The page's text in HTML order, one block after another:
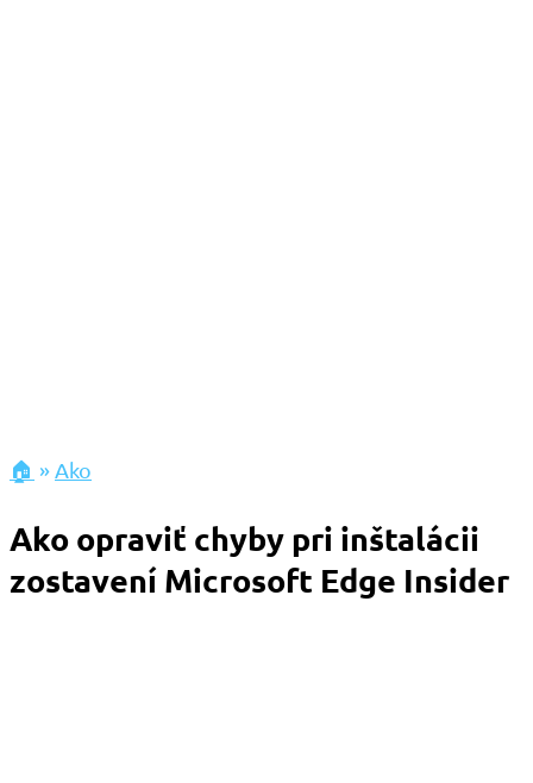
🏠 » Ako
Ako opraviť chyby pri inštalácii
zostavení Microsoft Edge Insider